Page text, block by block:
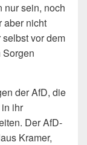
nur sein, noch
aber nicht
vor dem
Sorgen
der AfD, die
ihr
Der AfD-
Kramer,